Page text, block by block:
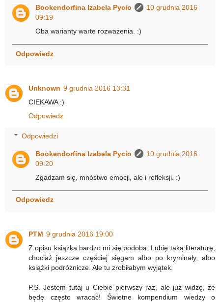
Bookendorfina Izabela Pycio
10 grudnia 2016
09:19
Oba warianty warte rozważenia. :)
Odpowiedz
Unknown 9 grudnia 2016 13:31
CIEKAWA :)
Odpowiedz
Odpowiedzi
Bookendorfina Izabela Pycio
10 grudnia 2016
09:20
Zgadzam się, mnóstwo emocji, ale i refleksji. :)
Odpowiedz
PTM 9 grudnia 2016 19:00
Z opisu książka bardzo mi się podoba. Lubię taką literaturę,
chociaż jeszcze częściej sięgam albo po kryminały, albo
książki podróżnicze. Ale tu zrobiłabym wyjątek.
P.S. Jestem tutaj u Ciebie pierwszy raz, ale już widzę, że
będę często wracać! Świetne kompendium wiedzy o